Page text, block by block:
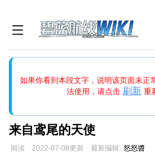
如果你看到本段文字，说明该页面未正
法使用，请点击 刷新 重
能中的刷新按钮清除页面缓存并刷新，
来自鸢尾的天使
阅读 2022-07-08更新 最新编辑: 怒怒醬